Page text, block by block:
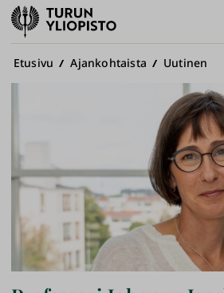
Turun
yliopisto
Murupolku
Etusivu Ajankohtaista Uutinen